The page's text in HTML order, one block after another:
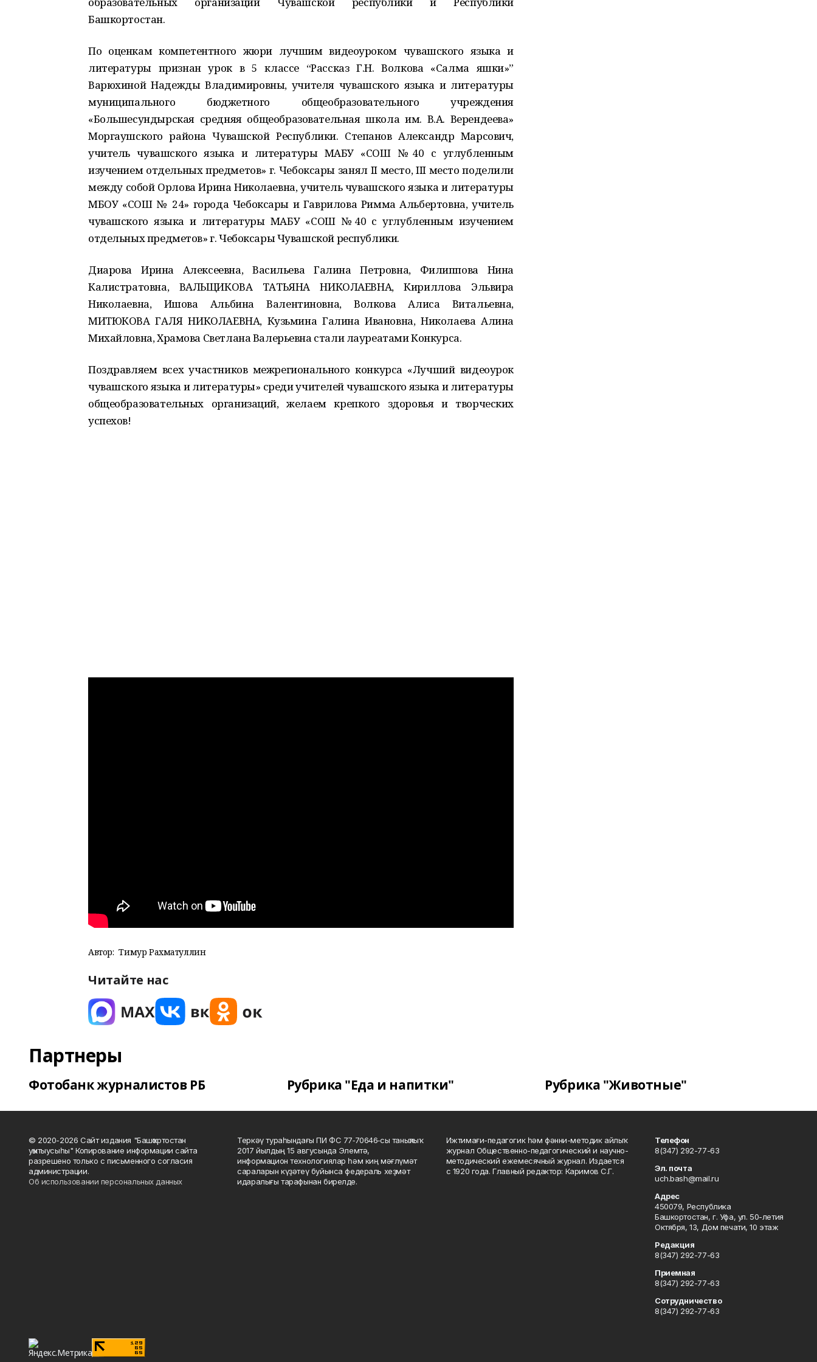
Башкортостан.
По оценкам компетентного жюри лучшим видеоуроком чувашского языка и
литературы признан урок в 5 классе “Рассказ Г.Н. Волкова «Салма яшки»”
Варюхиной Надежды Владимировны, учителя чувашского языка и литературы
муниципального бюджетного общеобразовательного учреждения
«Большесундырская средняя общеобразовательная школа им. В.А. Верендеева»
Моргаушского района Чувашской Республики. Степанов Александр Марсович,
учитель чувашского языка и литературы МАБУ «СОШ №40 с углубленным
изучением отдельных предметов» г. Чебоксары занял II место, III место поделили
между собой Орлова Ирина Николаевна, учитель чувашского языка и литературы
МБОУ «СОШ № 24» города Чебоксары и Гаврилова Римма Альбертовна, учитель
чувашского языка и литературы МАБУ «СОШ №40 с углубленным изучением
отдельных предметов» г. Чебоксары Чувашской республики.
Диарова Ирина Алексеевна, Васильева Галина Петровна, Филиппова Нина
Калистратовна, ВАЛЬЩИКОВА ТАТЬЯНА НИКОЛАЕВНА, Кириллова Эльвира
Николаевна, Ишова Альбина Валентиновна, Волкова Алиса Витальевна,
МИТЮКОВА ГАЛЯ НИКОЛАЕВНА, Кузьмина Галина Ивановна, Николаева Алина
Михайловна, Храмова Светлана Валерьевна стали лауреатами Конкурса.
Поздравляем всех участников межрегионального конкурса «Лучший видеоурок
чувашского языка и литературы» среди учителей чувашского языка и литературы
общеобразовательных организаций, желаем крепкого здоровья и творческих
успехов!
Автор: Тимур Рахматуллин
Читайте нас
Партнеры
Фотобанк журналистов РБ Рубрика "Еда и напитки" Рубрика "Животные"
© 2020-2026 Сайт издания "Башҡортостан
уҡытыусыһы" Копирование информации сайта
разрешено только с письменного согласия
администрации.
Об использовании персональных данных
Теркәү тураһындағы ПИ ФС 77‑70646‑сы таныҡлыҡ
2017 йылдың 15 авгусында Элемтә,
информацион технологиялар һәм киң мәғлүмәт
сараларын күҙәтеү буйынса федераль хеҙмәт
идаралығы тарафынан бирелде.
Ижтимағи-педагогик һәм фәнни-методик айлыҡ
журнал Общественно-педагогический и научно-
методический ежемесячный журнал. Издается
с 1920 года. Главный редактор: Каримов С.Г.
Телефон
8(347) 292-77-63
Эл. почта
uch.bash@mail.ru
Адрес
450079, Республика
Башкортостан, г. Уфа, ул. 50-летия
Октября, 13, Дом печати, 10 этаж
Редакция
8(347) 292-77-63
Приемная
8(347) 292-77-63
Сотрудничество
8(347) 292-77-63